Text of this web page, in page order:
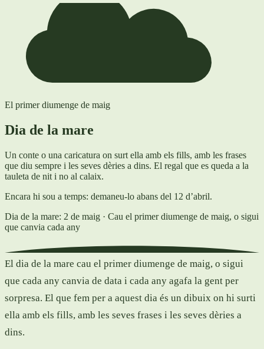
El primer diumenge de maig
Dia de la mare
Un conte o una caricatura on surt ella amb els fills, amb les frases
que diu sempre i les seves dèries a dins. El regal que es queda a la
tauleta de nit i no al calaix.
Encara hi sou a temps: demaneu-lo abans del 12 d’abril.
Dia de la mare: 2 de maig · Cau el primer diumenge de maig, o sigui
que canvia cada any
El dia de la mare cau el primer diumenge de maig, o sigui
que cada any canvia de data i cada any agafa la gent per
sorpresa. El que fem per a aquest dia és un dibuix on hi surti
ella amb els fills, amb les seves frases i les seves dèries a
dins.